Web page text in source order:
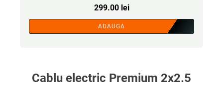
299.00 lei
ADAUGA
Cablu electric Premium 2x2.5